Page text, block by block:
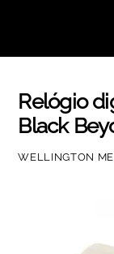
Relógio
Black
WELLINGTON